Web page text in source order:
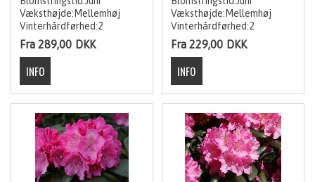
Væksthøjde:Mellemhøj
Vinterhårdførhed:2
Fra 289,00 DKK
Væksthøjde:Mellemhøj
Vinterhårdførhed:2
Fra 229,00 DKK